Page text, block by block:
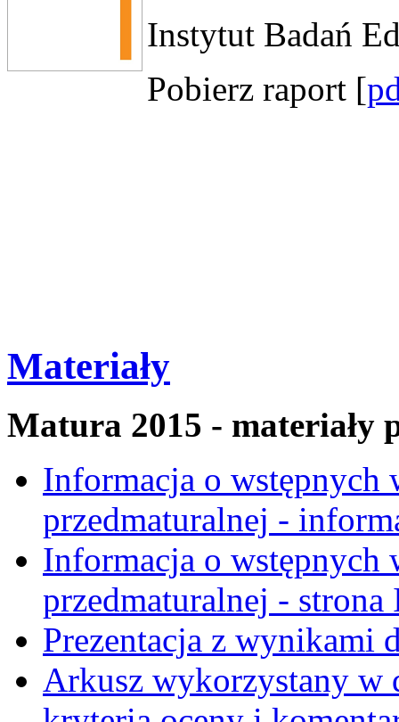
Instytut Badań
Pobierz raport [
Materiały
Matura 2015 - materiały
Informacja o wstępnych
przedmaturalnej -
Informacja o wstępnych
przedmaturalnej - strona
Prezentacja z wynikami
Arkusz wykorzystany w